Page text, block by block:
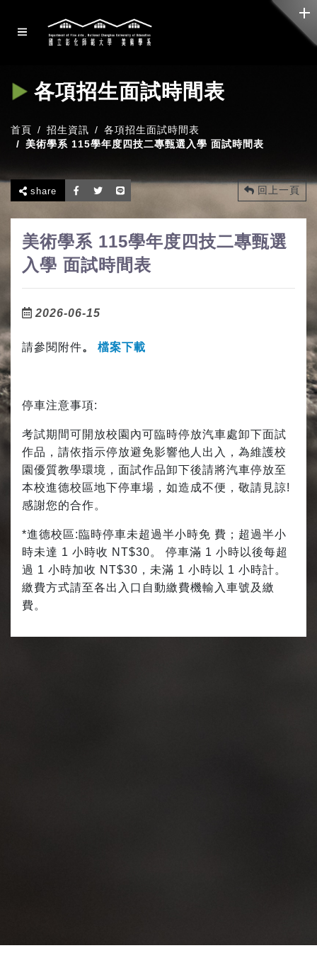
各項招生面試時間表
首頁 招生資訊
各項招生面試時間表
美術學系 115學年度四技二專甄選入學 面試時間表
share 回上一頁
美術學系 115學年度四技二專甄選
入學 面試時間表
2026-06-15
請參閱附件。 檔案下載
停車注意事項:
考試期間可開放校園內可臨時停放汽車處卸下面試
作品，請依指示停放避免影響他人出入，為維護校
園優質教學環境，面試作品卸下後請將汽車停放至
本校進德校區地下停車場，如造成不便，敬請見諒!
感謝您的合作。
*進德校區:臨時停車未超過半小時免 費；超過半小
時未達 1 小時收 NT$30。 停車滿 1 小時以後每超
過 1 小時加收 NT$30，未滿 1 小時以 1 小時計。
繳費方式請至各出入口自動繳費機輸入車號及繳
費。